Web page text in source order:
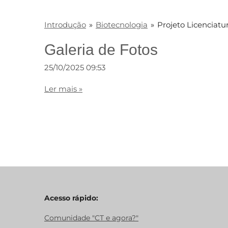
Introdução » Biotecnologia » Projeto
Galeria de Fotos
25/10/2025 09:53
Ler mais »
Acesso rápido:
Comunidade "CT e agora?"